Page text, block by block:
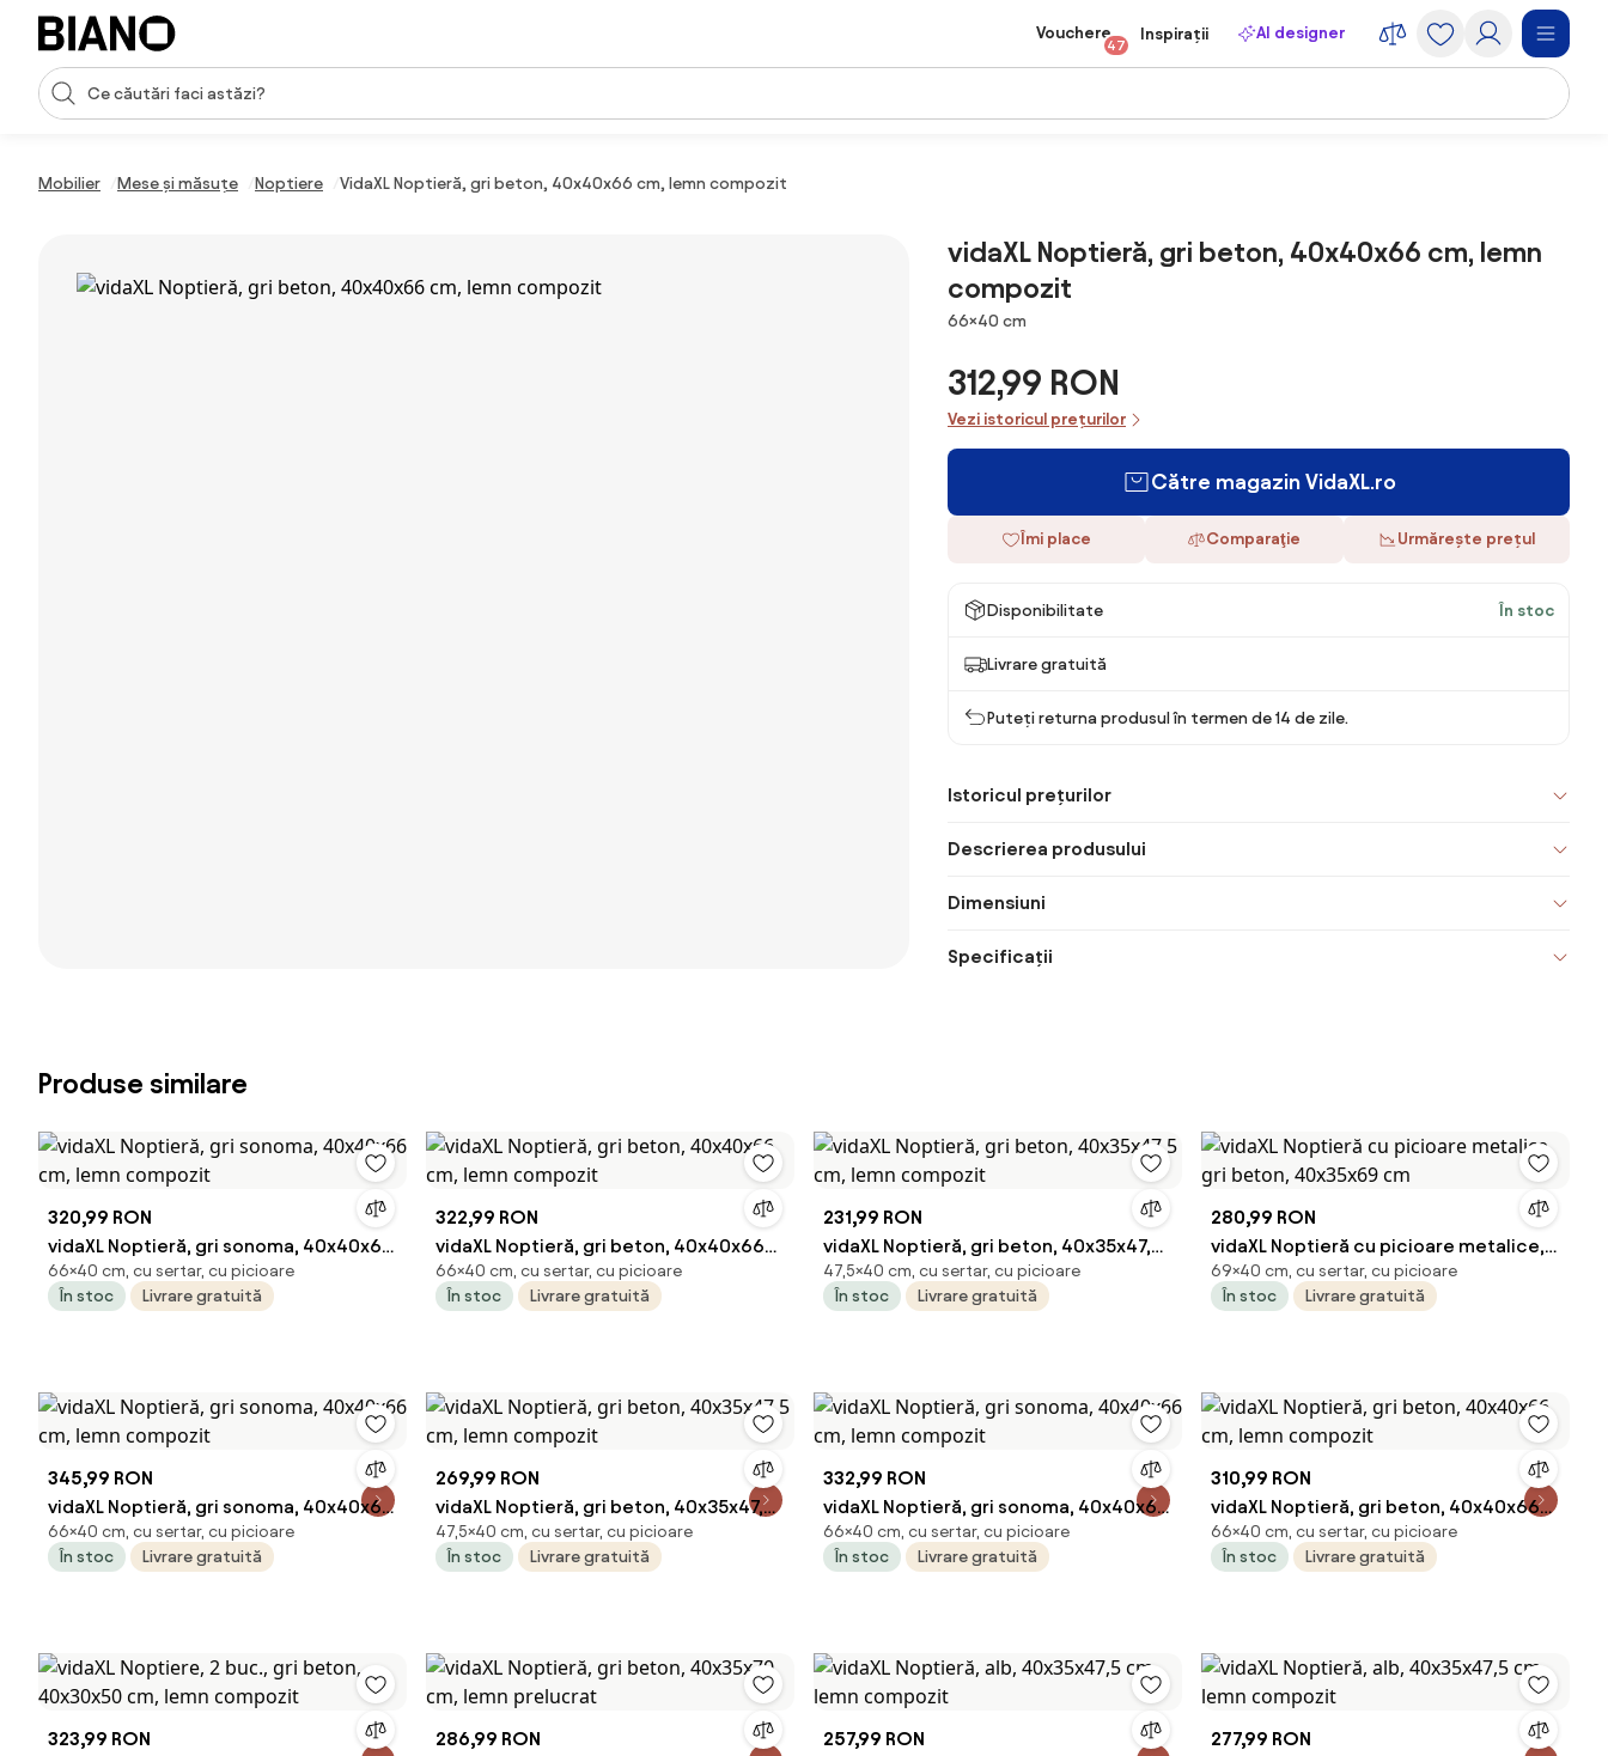
Sari peste navigare, accesează conținutul
Introducerea căutării
Vouchere
47
Inspirații AI designer
Mobilier Mese și măsuțe Noptiere VidaXL Noptieră, gri beton, 40x40x66 cm, lemn compozit
vidaXL Noptieră, gri beton, 40x40x66 cm, lemn
compozit
Dimensiuni
66×40 cm
312,99 RON
Vezi istoricul prețurilor
Către magazin VidaXL.ro
Îmi place Comparaţie Urmărește prețul
Disponibilitate În stoc
Livrare gratuită
Puteți returna produsul în termen de 14 de zile.
Istoricul prețurilor
Descrierea produsului
Dimensiuni
Specificații
Produse similare
320,99 RON
vidaXL Noptieră, gri sonoma, 40x40x66
cm, lemn compozit
66×40 cm, cu sertar, cu picioare
În stoc
Livrare gratuită
322,99 RON
vidaXL Noptieră, gri beton, 40x40x66
cm, lemn compozit
66×40 cm, cu sertar, cu picioare
În stoc
Livrare gratuită
231,99 RON
vidaXL Noptieră, gri beton, 40x35x47,5
cm, lemn compozit
47,5×40 cm, cu sertar, cu picioare
În stoc
Livrare gratuită
280,99 RON
vidaXL Noptieră cu picioare metalice,
gri beton, 40x35x69 cm
69×40 cm, cu sertar, cu picioare
În stoc
Livrare gratuită
345,99 RON
vidaXL Noptieră, gri sonoma, 40x40x66
cm, lemn compozit
66×40 cm, cu sertar, cu picioare
În stoc
Livrare gratuită
269,99 RON
vidaXL Noptieră, gri beton, 40x35x47,5
cm, lemn compozit
47,5×40 cm, cu sertar, cu picioare
În stoc
Livrare gratuită
332,99 RON
vidaXL Noptieră, gri sonoma, 40x40x66
cm, lemn compozit
66×40 cm, cu sertar, cu picioare
În stoc
Livrare gratuită
310,99 RON
vidaXL Noptieră, gri beton, 40x40x66
cm, lemn compozit
66×40 cm, cu sertar, cu picioare
În stoc
Livrare gratuită
323,99 RON
286,99 RON
257,99 RON
277,99 RON